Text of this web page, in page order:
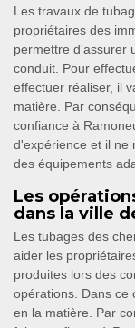
Les travaux de
propriétaires des
permettre d'assurer
conduit. Pour
effectuer réaliser, il
matière. Par
confiance à
d'expérience et il ne
des équipements
Les
dans la ville
Les tubages des
aider les
produites lors des
opérations. Dans ce
en la matière. Par